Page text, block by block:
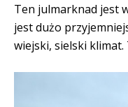
Ten julmarknad jest
jest dużo
wiejski, sielski